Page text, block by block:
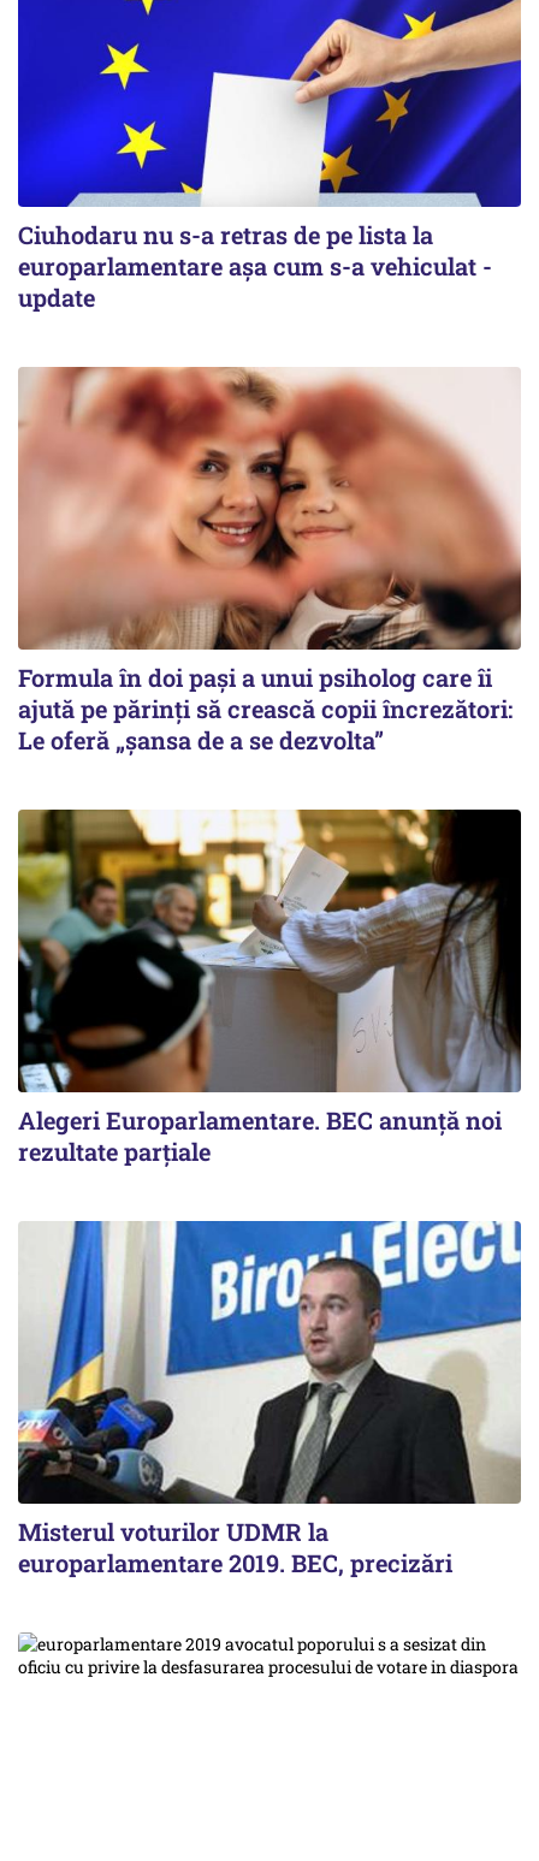
Ciuhodaru nu s-a retras de pe lista la
europarlamentare așa cum s-a vehiculat -
update
Formula în doi pași a unui psiholog care îi
ajută pe părinți să crească copii încrezători:
Le oferă „șansa de a se dezvolta”
Alegeri Europarlamentare. BEC anunţă noi
rezultate parţiale
Misterul voturilor UDMR la
europarlamentare 2019. BEC, precizări